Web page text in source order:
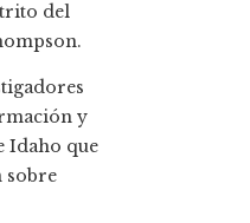
del
y
Idaho que
sobre